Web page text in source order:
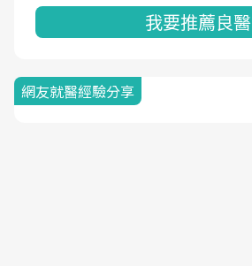
我要推薦良醫
網友就醫經驗分享